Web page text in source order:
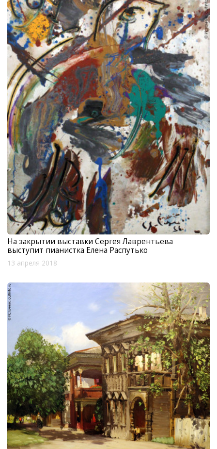
На закрытии выставки Сергея Лаврентьева
выступит пианистка Елена Распутько
13 апреля 2018